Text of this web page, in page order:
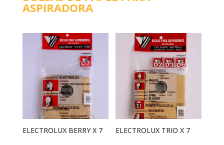
ASPIRADORA
ELECTROLUX BERRY X 7 ELECTROLUX TRIO X 7